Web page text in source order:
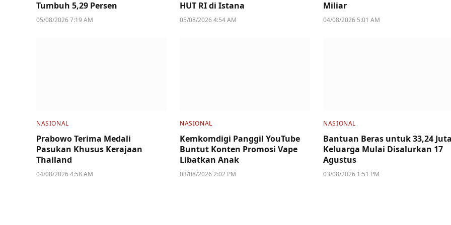
Tumbuh 5,29 Persen
05/08/2026 7:19 AM
HUT RI di Istana
05/08/2026 4:54 AM
Miliar
04/08/2026 5:01 AM
NASIONAL
Prabowo Terima Medali
Pasukan Khusus Kerajaan
Thailand
04/08/2026 4:58 AM
NASIONAL
Kemkomdigi Panggil YouTube
Buntut Konten Promosi Vape
Libatkan Anak
03/08/2026 2:02 PM
NASIONAL
Bantuan Beras untuk 33,24
Keluarga Mulai Disalurkan 17
Agustus
03/08/2026 1:51 PM